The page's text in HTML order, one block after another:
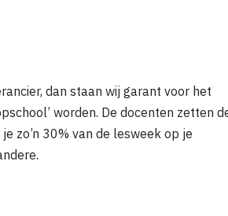
dan staan wij garant voor het
worden. De docenten zetten
zo’n 30% van de lesweek op je